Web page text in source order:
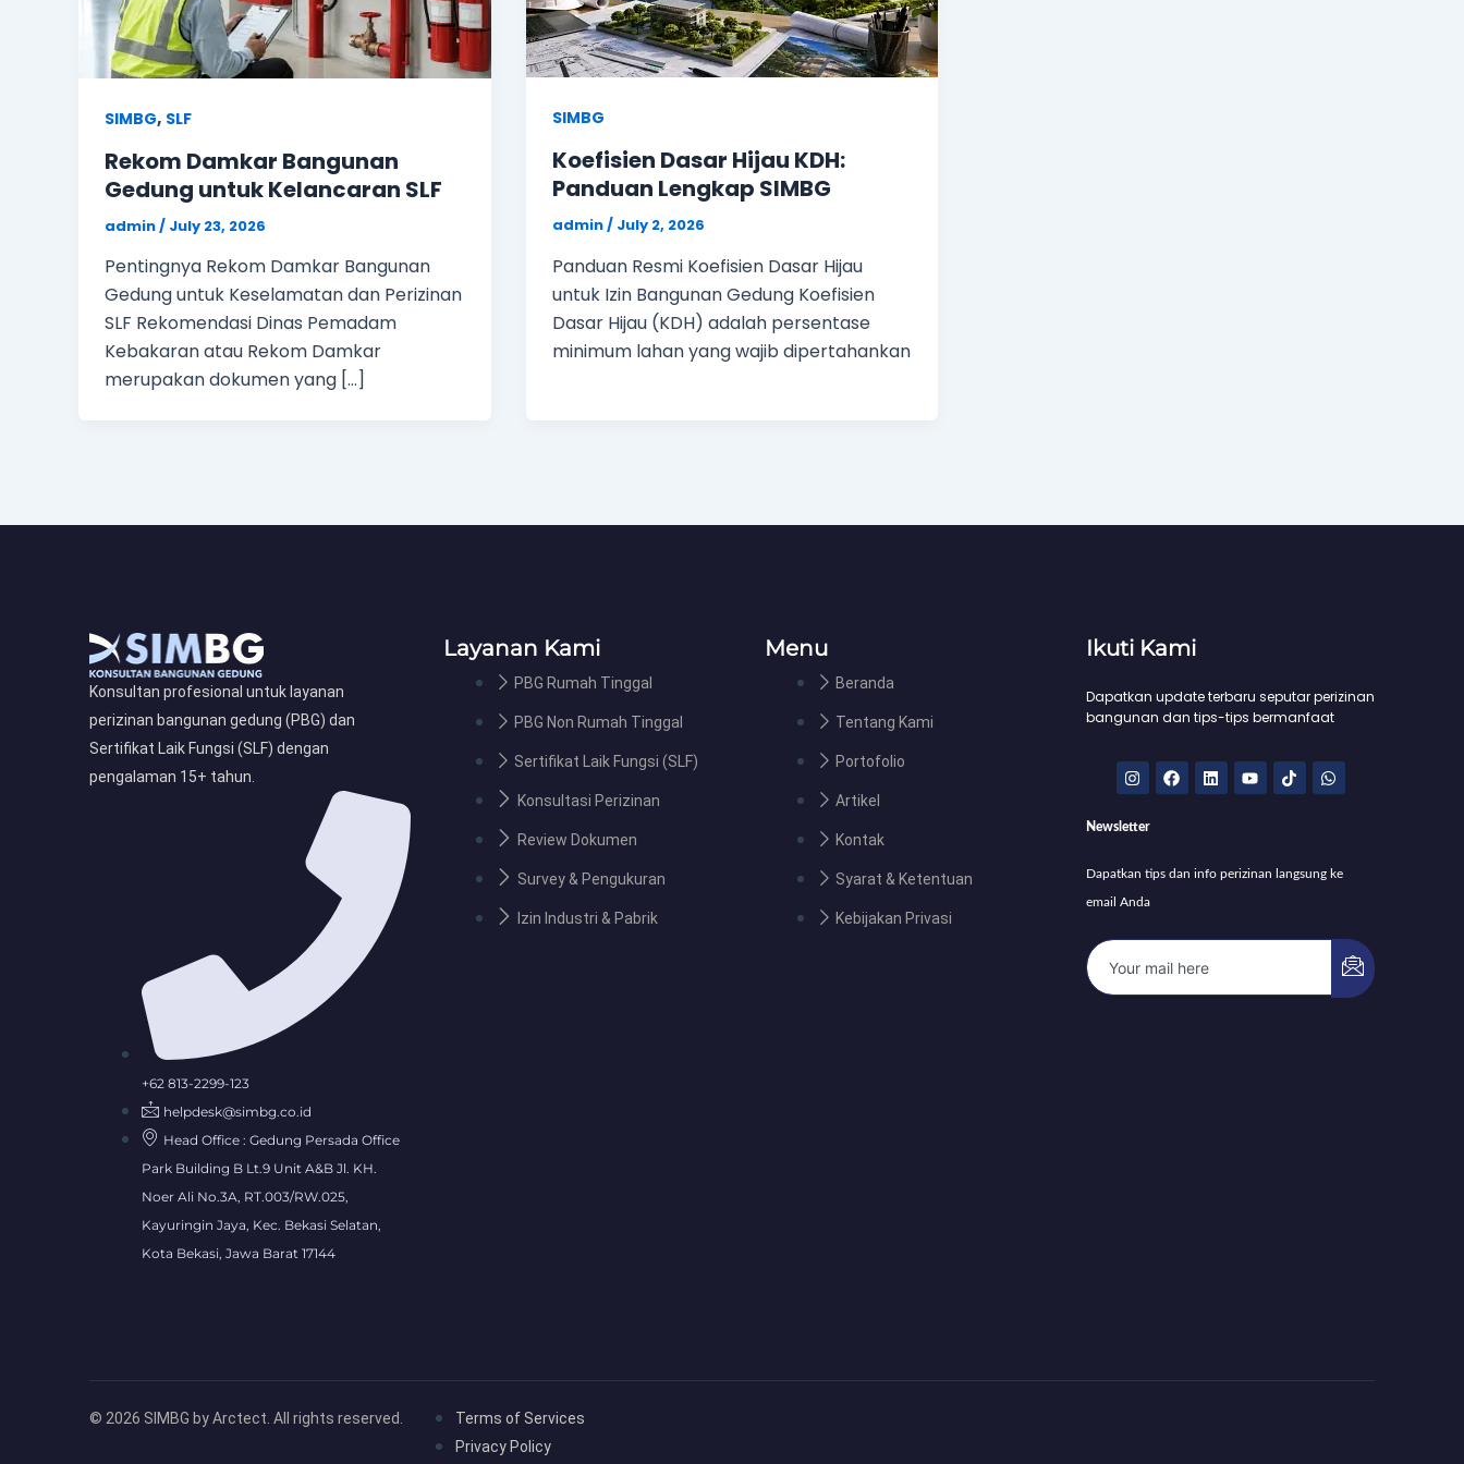
SIMBG, SLF
Rekom Damkar Bangunan
Gedung untuk Kelancaran SLF
admin/ July 23, 2026
Pentingnya Rekom Damkar Bangunan
Gedung untuk Keselamatan dan Perizinan
SLF Rekomendasi Dinas Pemadam
Kebakaran atau Rekom Damkar
merupakan dokumen yang […]
SIMBG
Koefisien Dasar Hijau KDH:
Panduan Lengkap SIMBG
admin/ July 2, 2026
Panduan Resmi Koefisien Dasar Hijau
untuk Izin Bangunan Gedung Koefisien
Dasar Hijau (KDH) adalah persentase
minimum lahan yang wajib dipertahankan
Konsultan profesional untuk layanan
perizinan bangunan gedung (PBG) dan
Sertifikat Laik Fungsi (SLF) dengan
pengalaman 15+ tahun.
+62 813-2299-123
helpdesk@simbg.co.id
Head Office : Gedung Persada Office
Park Building B Lt.9 Unit A&B Jl. KH.
Noer Ali No.3A, RT.003/RW.025,
Kayuringin Jaya, Kec. Bekasi Selatan,
Kota Bekasi, Jawa Barat 17144
Layanan Kami
PBG Rumah Tinggal
PBG Non Rumah Tinggal
Sertifikat Laik Fungsi (SLF)
Konsultasi Perizinan
Review Dokumen
Survey & Pengukuran
Izin Industri & Pabrik
Menu
Beranda
Tentang Kami
Portofolio
Artikel
Kontak
Syarat & Ketentuan
Kebijakan Privasi
Ikuti Kami
Dapatkan update terbaru seputar perizinan
bangunan dan tips-tips bermanfaat
I
n
s
t
a
r
a
m
F
a
c
o
k
L
i
n
i
n
Y
o
u
e
T
i
k
W
h
a
p
p
Newsletter
Dapatkan tips dan info perizinan langsung ke
email Anda
© 2026 SIMBG by Arctect. All rights reserved.
Terms of Services
Privacy Policy